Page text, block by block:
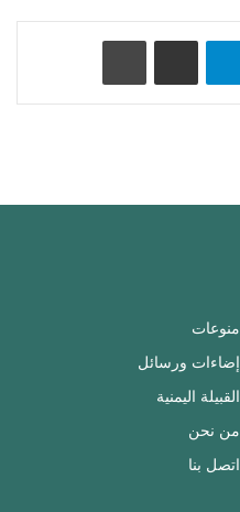
تيلقرام
منوعات
إضاءات ورسائل
القبيلة اليمنية
من نحن
اتصل بنا